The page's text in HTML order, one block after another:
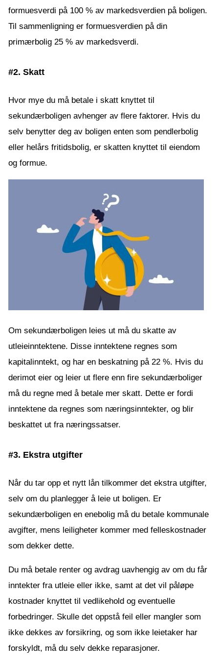
formuesverdi på 100 % av markedsverdien på boligen.
Til sammenligning er formuesverdien på din
primærbolig 25 % av markedsverdi.
#2. Skatt
Hvor mye du må betale i skatt knyttet til
sekundærboligen avhenger av flere faktorer. Hvis du
selv benytter deg av boligen enten som pendlerbolig
eller helårs fritidsbolig, er skatten knyttet til eiendom
og formue.
Om sekundærboligen leies ut må du skatte av
utleieinntektene. Disse inntektene regnes som
kapitalinntekt, og har en beskatning på 22 %. Hvis du
derimot eier og leier ut flere enn fire sekundærboliger
må du regne med å betale mer skatt. Dette er fordi
inntektene da regnes som næringsinntekter, og blir
beskattet ut fra næringssatser.
#3. Ekstra utgifter
Når du tar opp et nytt lån tilkommer det ekstra utgifter,
selv om du planlegger å leie ut boligen. Er
sekundærboligen en enebolig må du betale kommunale
avgifter, mens leiligheter kommer med felleskostnader
som dekker dette.
Du må betale renter og avdrag uavhengig av om du får
inntekter fra utleie eller ikke, samt at det vil påløpe
kostnader knyttet til vedlikehold og eventuelle
forbedringer. Skulle det oppstå feil eller mangler som
ikke dekkes av forsikring, og som ikke leietaker har
forskyldt, må du selv dekke reparasjoner.